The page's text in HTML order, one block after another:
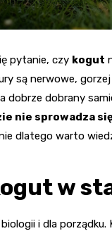
pytanie, czy kogut
są nerwowe,
dobrze dobrany
nie sprowadza
dlatego warto
w
i dla